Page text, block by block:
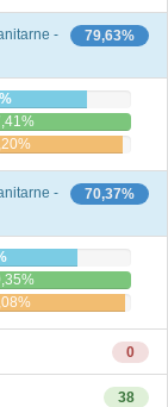
79,63%
-
70,37%
-
0
38